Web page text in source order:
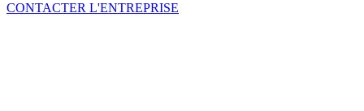
CONTACTER L'ENTREPRISE